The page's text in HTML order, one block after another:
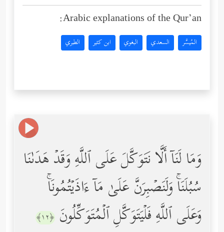
Arabic explanations of the Qur’an:
المُيسَّر السعدي البغوي ابن كثير الطبري
وَمَا لَنَاۤ أَلَّا نَتَوَكَّلَ عَلَى ٱللَّهِ وَقَدۡ هَدَىٰنَا
سُبُلَنَاۚ وَلَنَصۡبِرَنَّ عَلَىٰ مَاۤ ءَاذَیۡتُمُونَاۚ
وَعَلَى ٱللَّهِ فَلۡیَتَوَكَّلِ ٱلۡمُتَوَكِّلُونَ ﴿١٢﴾